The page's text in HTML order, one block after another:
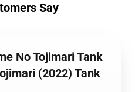
Say
No Tojimari Tank
(2022) Tank